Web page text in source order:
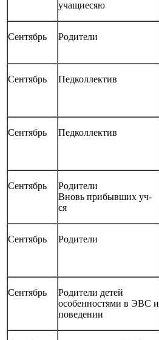
учащиесяю
Сентябрь Родители
Сентябрь Педколлектив
Сентябрь Педколлектив
Сентябрь
Родители
Вновь прибывших уч-
ся
Сентябрь Родители
Сентябрь
Родители детей
особенностями в ЭВС и
поведении